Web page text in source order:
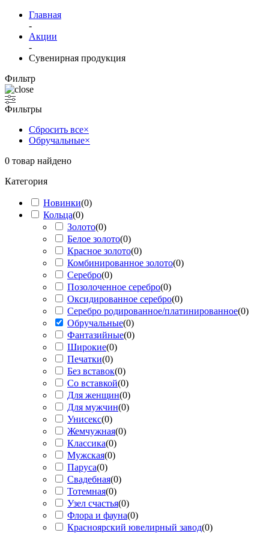
Главная
-
Акции
-
Сувенирная продукция
Фильтр
Фильтры
Сбросить все×
Обручальные×
0 товар найдено
Категория
Новинки(0)
Кольца(0)
Золото(0)
Белое золото(0)
Красное золото(0)
Комбинированное золото(0)
Серебро(0)
Позолоченное серебро(0)
Оксидированное серебро(0)
Серебро родированное/платинированное(0)
Обручальные(0)
Фантазийные(0)
Широкие(0)
Печатки(0)
Без вставок(0)
Со вставкой(0)
Для женщин(0)
Для мужчин(0)
Унисекс(0)
Жемчужная(0)
Классика(0)
Мужская(0)
Паруса(0)
Свадебная(0)
Тотемная(0)
Узел счастья(0)
Флора и фауна(0)
Красноярский ювелирный завод(0)